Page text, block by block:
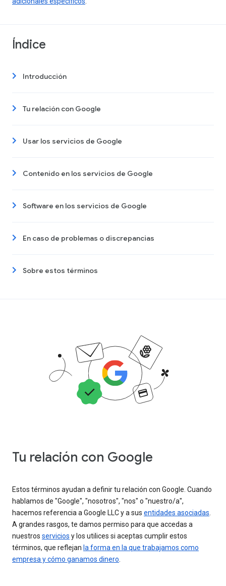
Índice
Introducción
Tu relación con Google
Usar los servicios de Google
Contenido en los servicios de Google
Software en los servicios de Google
En caso de problemas o discrepancias
Sobre estos términos
Tu relación con Google
Estos términos ayudan a definir tu relación con Google. Cuando
hablamos de "Google", "nosotros", "nos" o "nuestro/a",
hacemos referencia a Google LLC y a sus entidades asociadas
A grandes rasgos, te damos permiso para que accedas a
nuestros servicios y los utilices si aceptas cumplir estos
términos, que reflejan la forma en la que trabajamos como
empresa y cómo ganamos dinero